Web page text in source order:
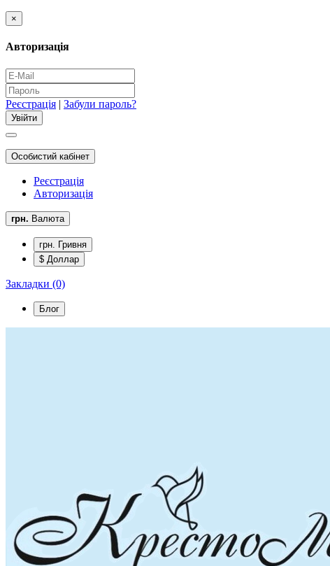
×
Авторизація
Реєстрація | Забули пароль?
Особистий кабінет
Реєстрація
Авторизація
грн. Валюта
грн. Гривня
$ Доллар
Закладки (0)
Блог